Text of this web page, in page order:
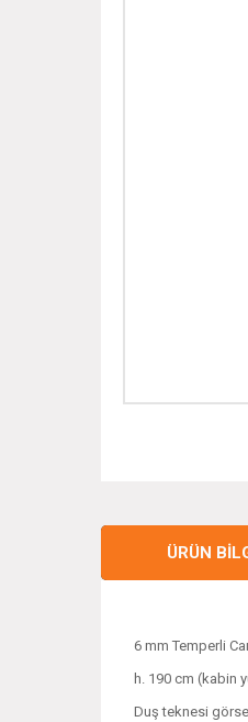
ÜRÜN
6 mm Temperli
h. 190 cm (kabin
Duş teknesi görsel